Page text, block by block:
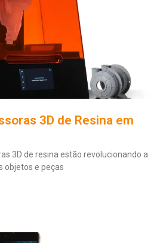
3D de Resina em
3D de resina estão revolucionando a
objetos e peças